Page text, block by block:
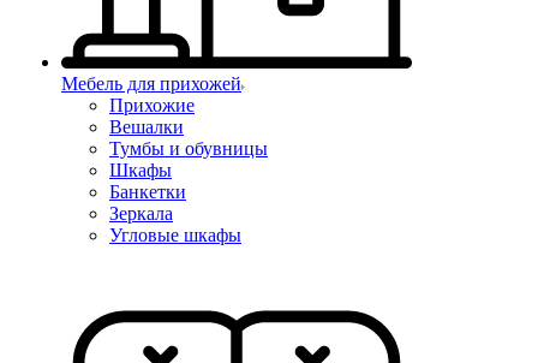
Мебель для прихожей
Прихожие
Вешалки
Тумбы и обувницы
Шкафы
Банкетки
Зеркала
Угловые шкафы